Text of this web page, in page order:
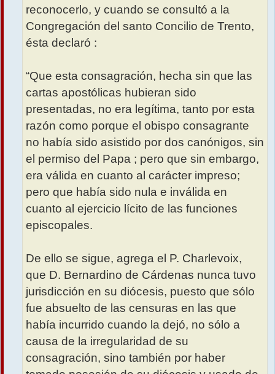
reconocerlo, y cuando se consultó a la
Congregación del santo Concilio de Trento,
ésta declaró :
“Que esta consagración, hecha sin que las
cartas apostólicas hubieran sido
presentadas, no era legítima, tanto por esta
razón como porque el obispo consagrante
no había sido asistido por dos canónigos, sin
el permiso del Papa ; pero que sin embargo,
era válida en cuanto al carácter impreso;
pero que había sido nula e inválida en
cuanto al ejercicio lícito de las funciones
episcopales.
De ello se sigue, agrega el P. Charlevoix,
que D. Bernardino de Cárdenas nunca tuvo
jurisdicción en su diócesis, puesto que sólo
fue absuelto de las censuras en las que
había incurrido cuando la dejó, no sólo a
causa de la irregularidad de su
consagración, sino también por haber